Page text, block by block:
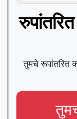
तुमचे रूपांतरित